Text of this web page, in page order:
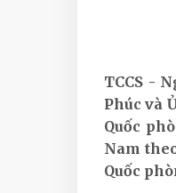
TCCS -
Phúc và
Quốc
Nam
Quốc